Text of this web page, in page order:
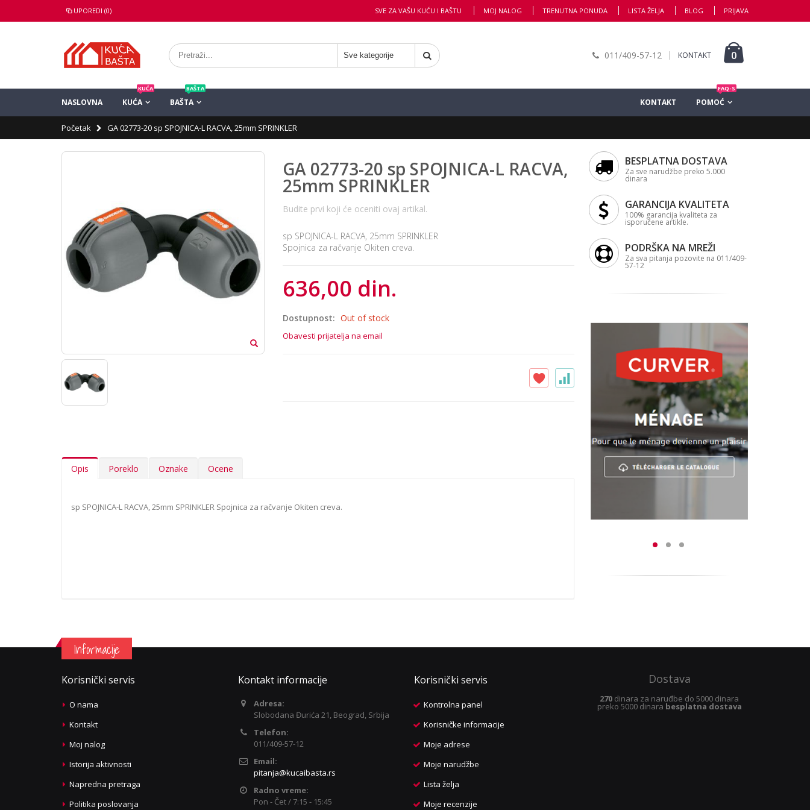
UPOREDI (0) MOJ NALOG TRENUTNA PONUDA LISTA ŽELJA BLOG PRIJAVA
SVE ZA VAŠU KUĆU I BAŠTU
011/409-57-12 KONTAKT 0
NASLOVNA KUĆA
KUĆA
BAŠTA
BAŠTA
POMOĆ
FAQ-S
KONTAKT
Početak GA 02773-20 sp SPOJNICA-L RACVA, 25mm SPRINKLER
GA 02773-20 sp SPOJNICA-L RACVA,
25mm SPRINKLER
Budite prvi koji će oceniti ovaj artikal.
sp SPOJNICA-L RACVA, 25mm SPRINKLER
Spojnica za račvanje Okiten creva.
636,00 din.
Dostupnost: Out of stock
Obavesti prijatelja na email
Opis Poreklo Oznake Ocene
sp SPOJNICA-L RACVA, 25mm SPRINKLER Spojnica za račvanje Okiten creva.
BESPLATNA DOSTAVA
Za sve narudžbe preko 5.000
dinara
GARANCIJA KVALITETA
100% garancija kvaliteta za
isporučene artikle.
PODRŠKA NA MREŽI
Za sva pitanja pozovite na 011/409-
57-12
Informacije
Korisnički servis
O nama
Kontakt
Moj nalog
Istorija aktivnosti
Napredna pretraga
Politika poslovanja
Kontakt informacije
Adresa:
Slobodana Đurića 21, Beograd, Srbija
Telefon:
011/409-57-12
Email:
pitanja@kucaibasta.rs
Radno vreme:
Pon - Čet / 7:15 - 15:45
Korisnički servis
Kontrolna panel
Korisničke informacije
Moje adrese
Moje narudžbe
Lista želja
Moje recenzije
Dostava
270 dinara za naruđbe do 5000 dinara
preko 5000 dinara besplatna dostava